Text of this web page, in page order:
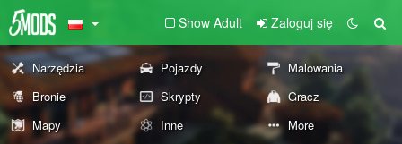
Show Adult Zaloguj się
Narzędzia Pojazdy
Malowania
Bronie
Skrypty
Gracz
Mapy
Inne More